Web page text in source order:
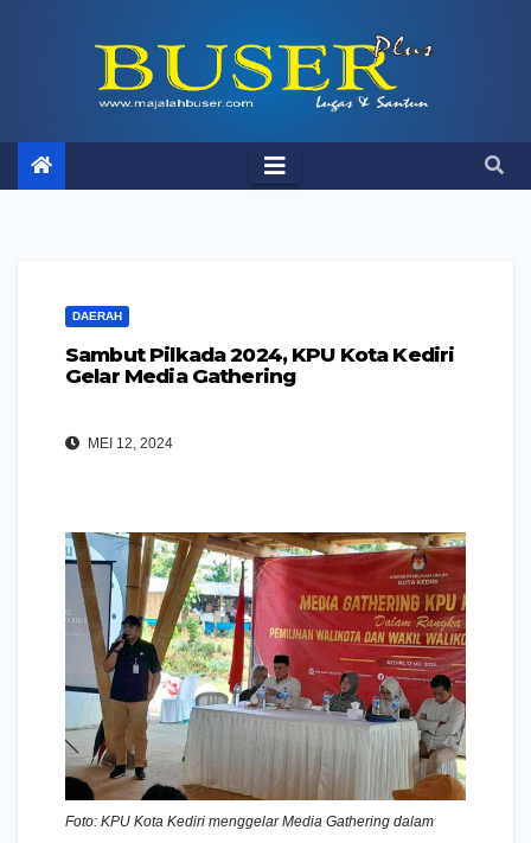
DAERAH
Sambut Pilkada 2024, KPU Kota Kediri
Gelar Media Gathering
MEI 12, 2024
Foto: KPU Kota Kediri menggelar Media Gathering dalam